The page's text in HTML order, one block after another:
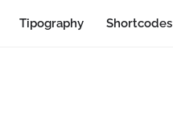
Tipography Shortcodes